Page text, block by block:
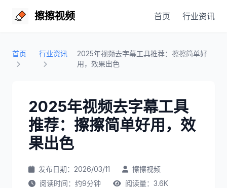
擦擦视频 首页 行业资讯
首页 行业资讯
2025年视频去字幕工具推荐：擦擦简单好
用，效果出色
2025年视频去字幕工具
推荐：擦擦简单好用，效
果出色
发布日期：2026/03/11
擦擦视频
阅读时间：约9分钟
阅读量：3.6K